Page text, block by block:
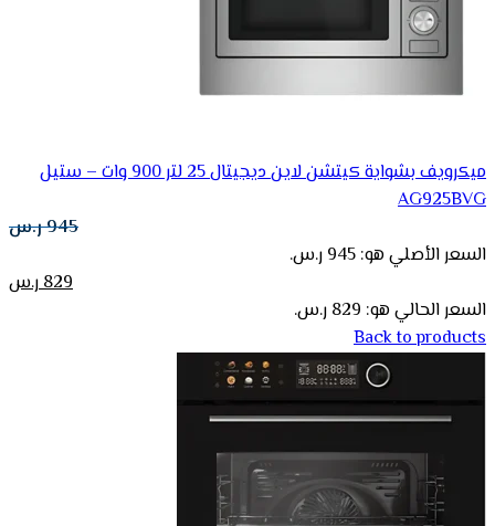
ميكرويف بشواية كيتشن لاين ديجيتال 25 لتر 900 وات – ستيل
AG925BVG
945ر.س
السعر الأصلي هو: 945 ر.س.
829ر.س
السعر الحالي هو: 829 ر.س.
Back to products